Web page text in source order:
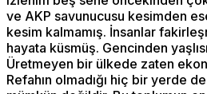
ve AKP savunucusu kesimden
kesim kalmamış. İnsanlar
hayata küsmüş. Gencinden
Üretmeyen bir ülkede zaten
Refahın olmadığı hiç bir yerde